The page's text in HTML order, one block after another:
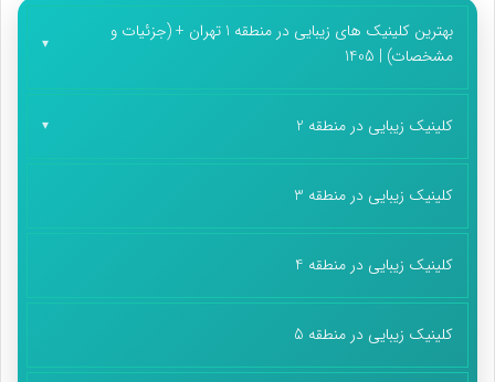
بهترین کلینیک های زیبایی در منطقه 1 تهران + (جزئیات و
مشخصات) | 1405
کلینیک زیبایی در منطقه 2
کلینیک زیبایی در منطقه 3
کلینیک زیبایی در منطقه 4
کلینیک زیبایی در منطقه 5